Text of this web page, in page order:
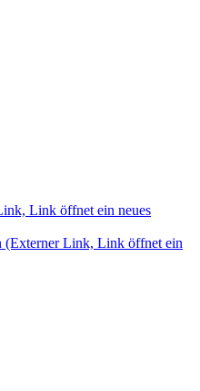
Link öffnet ein neues
(Externer Link, Link öffnet ein